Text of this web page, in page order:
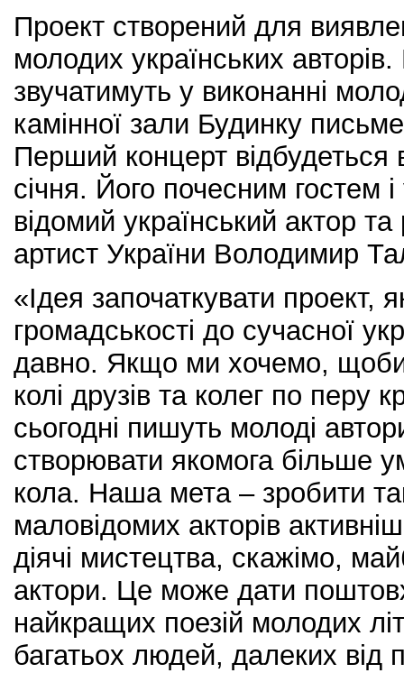
Проект створений для
молодих українських авторів.
звучатимуть у виконанні
камінної зали Будинку
Перший концерт
січня. Його почесним гостем
відомий український актор
артист України Володимир
«Ідея започаткувати проект,
громадськості до сучасної
давно. Якщо ми хочемо, щоби
колі друзів та колег по перу
сьогодні пишуть молоді
створювати якомога більше
кола. Наша мета – зробити
маловідомих акторів
діячі мистецтва, скажімо,
актори. Це може дати
найкращих поезій молодих
багатьох людей, далеких від